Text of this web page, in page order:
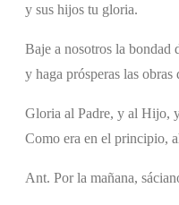
y sus hijos tu gloria.
Baje a nosotros la bondad
y haga prósperas las obras
Gloria al Padre, y al Hijo,
Como era en el principio,
Ant. Por la mañana,